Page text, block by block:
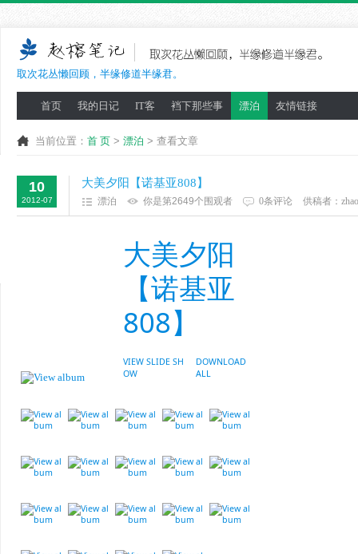
取次花丛懒回顾，半缘修道半缘君。
首页 我的日记 IT客 裆下那些事 漂泊 友情链接
当前位置： 首 页 > 漂泊 > 查看文章
10
2012-07
大美夕阳【诺基亚808】
漂泊 你是第2649个围观者 0条评论 供稿者：
大美夕阳
【诺基亚
808】
VIEW SLIDE SH
OW
DOWNLOAD
ALL